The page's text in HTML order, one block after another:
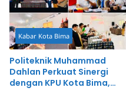
Kabar Kota Bima
Politeknik Muhammad
Dahlan Perkuat Sinergi
dengan KPU Kota Bima,